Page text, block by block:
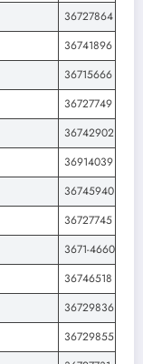
36727864
36741896
36715666
36727749
36742902
36914039
36745940
36727745
3671-4660
36746518
36729836
36729855